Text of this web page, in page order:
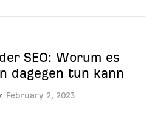
February 2, 2023
SEO: Worum es
dagegen tun kann